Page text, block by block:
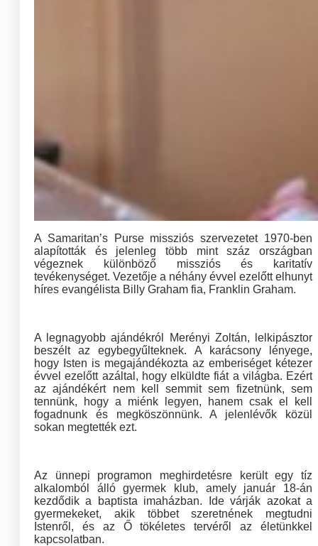
A Samaritan’s Purse missziós szervezetet 1970-ben
alapították és jelenleg több mint száz országban
végeznek különböző missziós és karitatív
tevékenységet. Vezetője a néhány évvel ezelőtt elhunyt
híres evangélista Billy Graham fia, Franklin Graham.
A legnagyobb ajándékról Merényi Zoltán, lelkipásztor
beszélt az egybegyűlteknek. A karácsony lényege,
hogy Isten is megajándékozta az emberiséget kétezer
évvel ezelőtt azáltal, hogy elküldte fiát a világba. Ezért
az ajándékért nem kell semmit sem fizetnünk, sem
tennünk, hogy a miénk legyen, hanem csak el kell
fogadnunk és megköszönnünk. A jelenlévők közül
sokan megtették ezt.
Az ünnepi programon meghirdetésre került egy tíz
alkalomból álló gyermek klub, amely január 18-án
kezdődik a baptista imaházban. Ide várják azokat a
gyermekeket, akik többet szeretnének megtudni
Istenről, és az Ő tökéletes tervéről az életünkkel
kapcsolatban.